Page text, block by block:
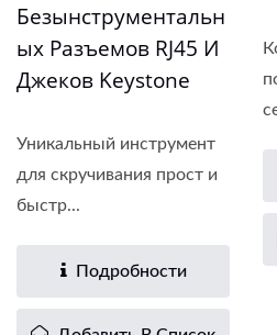
Безынструментальн
Ых Разъемов RJ45 И
Джеков Keystone
Уникальный инструмент
для скручивания прост и
быстр...
Подробности